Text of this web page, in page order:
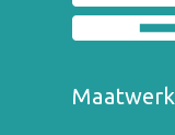
Maatwerk